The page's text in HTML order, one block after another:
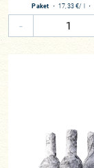
Paket ・ 17,33 €/ l ・
-